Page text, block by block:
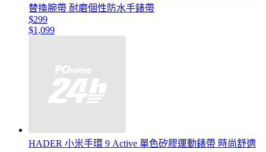
替換腕帶 耐磨個性防水手錶帶
$299
$1,099
HADER 小米手環 9 Active 單色矽膠運動錶帶 時尚舒適